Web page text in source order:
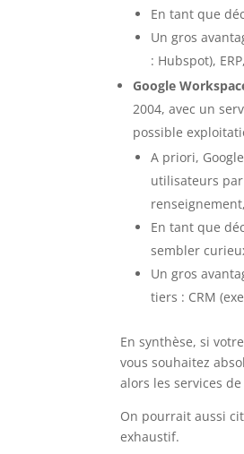
En tant que
Un gros
: Hubspot),
Google
2004, avec un
possible
A priori,
utilisateurs
En tant que
sembler
Un gros
tiers : CRM
En synthèse, si
vous souhaitez
alors les services
On pourrait aussi
exhaustif.